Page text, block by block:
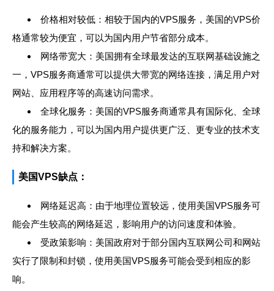
价格相对较低：相较于国内的VPS服务，美国的VPS价
格通常较为便宜，可以为国内用户节省部分成本。
网络带宽大：美国拥有全球最发达的互联网基础设施之
一，VPS服务商通常可以提供大带宽的网络连接，满足用户对
网站、应用程序等的高速访问需求。
全球化服务：美国的VPS服务商通常具有国际化、全球
化的服务能力，可以为国内用户提供更广泛、更专业的技术支
持和解决方案。
美国VPS缺点：
网络延迟高：由于地理位置较远，使用美国VPS服务可
能会产生较高的网络延迟，影响用户的访问速度和体验。
受政策影响：美国政府对于部分国内互联网公司和网站
实行了限制和封锁，使用美国VPS服务可能会受到相应的影
响。